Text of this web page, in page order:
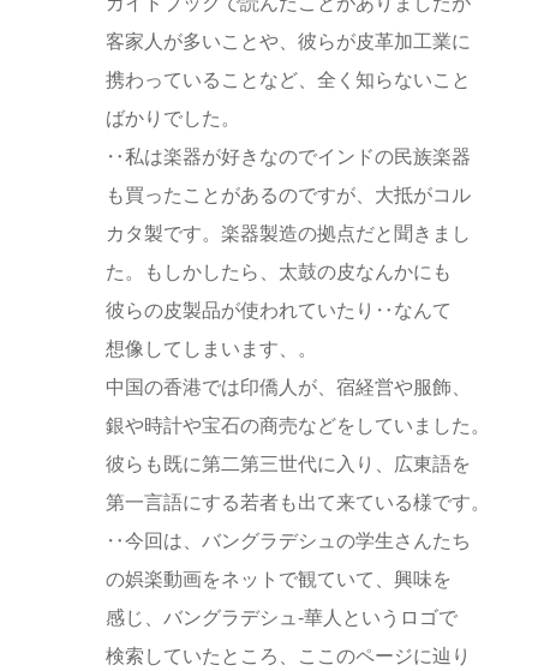
客家人が多いことや、彼らが皮革加工業に
携わっていることなど、全く知らないこと
ばかりでした。
‥私は楽器が好きなのでインドの民族楽器
も買ったことがあるのですが、大抵がコル
カタ製です。楽器製造の拠点だと聞きまし
た。もしかしたら、太鼓の皮なんかにも
彼らの皮製品が使われていたり‥なんて
想像してしまいます、。
中国の香港では印僑人が、宿経営や服飾、
銀や時計や宝石の商売などをしていました。
彼らも既に第二第三世代に入り、広東語を
第一言語にする若者も出て来ている様です。
‥今回は、バングラデシュの学生さんたち
の娯楽動画をネットで観ていて、興味を
感じ、バングラデシュ-華人というロゴで
検索していたところ、ここのページに辿り